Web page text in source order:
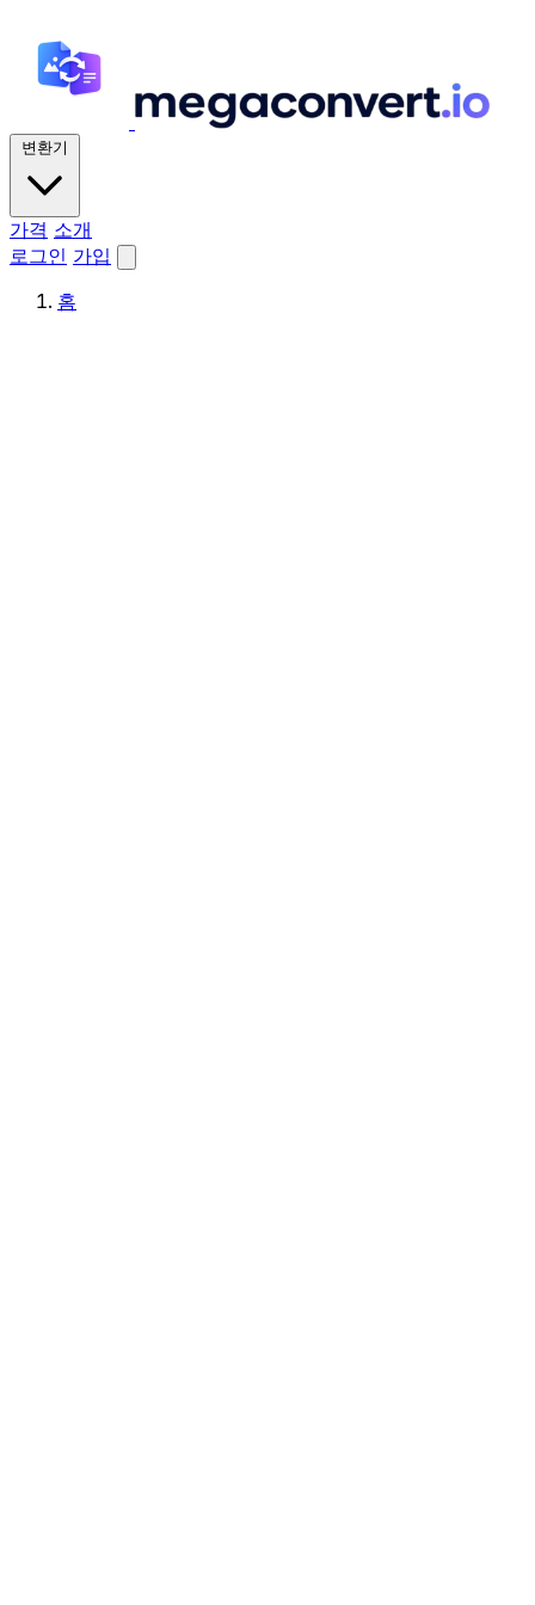
변환기
가격 소개
로그인 가입
홈